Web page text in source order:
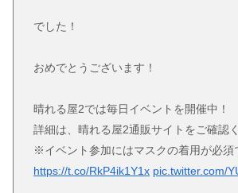
でした！
おめでとうございます！
晴れる屋2では毎日イベントを開催中！
詳細は、晴れる屋2通販サイトをご確認
※イベント参加にはマスクの着用が必須
https://t.co/RkP4ik1Y1x pic.twitter.com/